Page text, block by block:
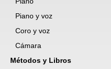
Piano y voz
Coro y voz
Cámara
Métodos y Libros